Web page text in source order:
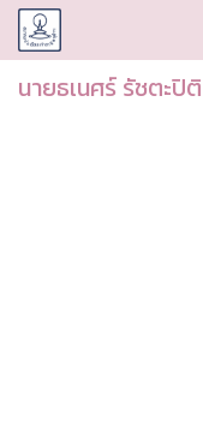
CUDAA
นายธเนศร์ รัชตะปิ